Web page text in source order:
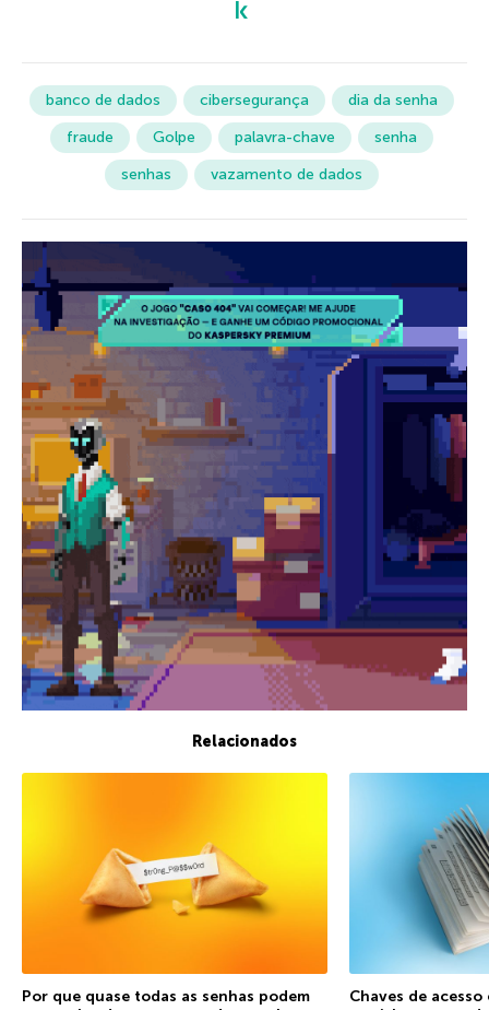
banco de dados cibersegurança
dia da senha
fraude
Golpe palavra-chave
senha
senhas
vazamento de dados
Relacionados
Por que quase todas as senhas podem
Chaves de